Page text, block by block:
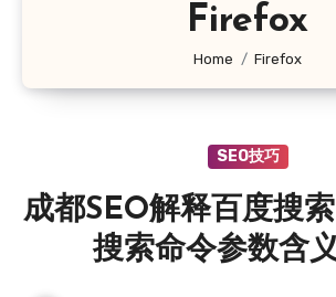
Firefox
Home Firefox
SEO技巧
成都SEO解释百度搜
搜索命令参数含